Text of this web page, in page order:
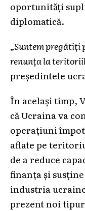
oportunități
diplomatică.
„Suntem pregătiți
renunța la
președintele
În același timp,
că Ucraina va
operațiuni
aflate pe
de a reduce
finanța și
industria
prezent noi